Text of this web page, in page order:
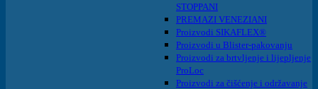
STOPPANI
PREMAZI VENEZIANI
Proizvodi SIKAFLEX®
Proizvodi u Blister-pakovanju
Proizvodi za brtvljenje i lijepljenje
ProLoc
Proizvodi za čišćenje i održavanje